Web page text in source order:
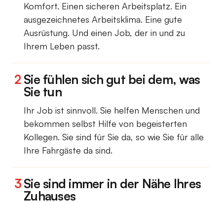
Komfort. Einen sicheren Arbeitsplatz. Ein
ausgezeichnetes Arbeitsklima. Eine gute
Ausrüstung. Und einen Job, der in und zu
Ihrem Leben passt.
2 Sie fühlen sich gut bei dem, was
Sie tun
Ihr Job ist sinnvoll. Sie helfen Menschen und
bekommen selbst Hilfe von begeisterten
Kollegen. Sie sind für Sie da, so wie Sie für alle
Ihre Fahrgäste da sind.
3Sie sind immer in der Nähe Ihres
Zuhauses